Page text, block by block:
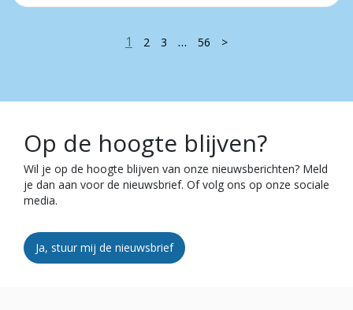
1 2 3 … 56 >
Op de hoogte blijven?
Wil je op de hoogte blijven van onze nieuwsberichten? Meld
je dan aan voor de nieuwsbrief. Of volg ons op onze sociale
media.
Ja, stuur mij de nieuwsbrief